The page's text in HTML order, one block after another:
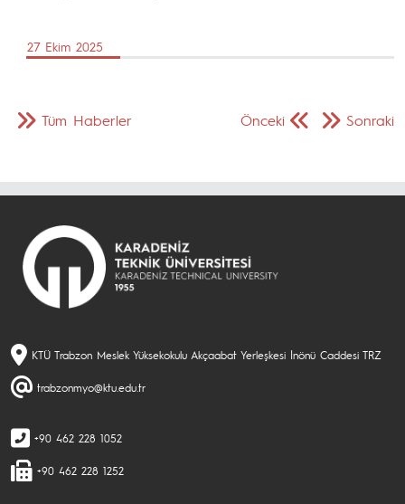
27 Ekim 2025
Önceki Sonraki
Tüm Haberler
KTÜ Trabzon Meslek Yüksekokulu Akçaabat Yerleşkesi İnönü Caddesi TRZ
trabzonmyo@ktu.edu.tr
+90 462 228 1052
+90 462 228 1252